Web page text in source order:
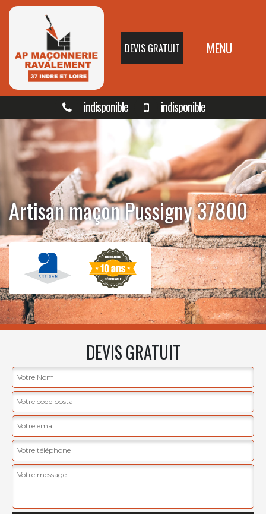
DEVIS GRATUIT MENU
indisponible indisponible
Artisan maçon Pussigny 37800
DEVIS GRATUIT